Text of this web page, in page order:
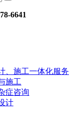
6641
、施工一体化服务
施工
症咨询
计